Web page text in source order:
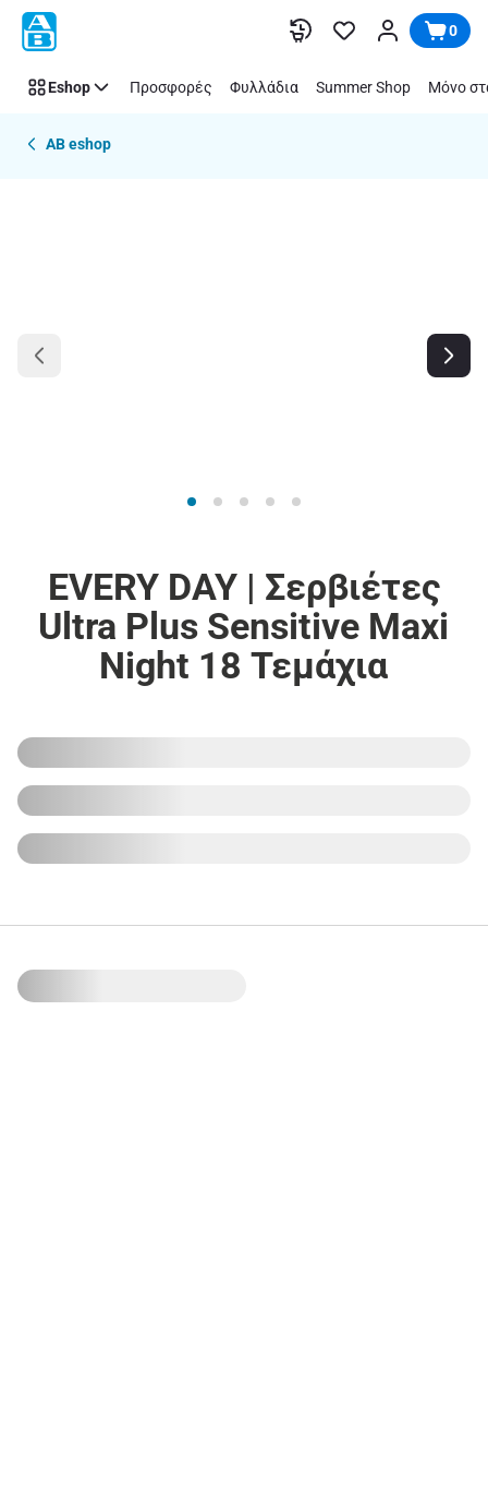
Παράλειψη 0
Eshop Προσφορές Φυλλάδια Summer Shop Μόνο
AB eshop
EVERY DAY | Σερβιέτες
Ultra Plus Sensitive Maxi
Night 18 Τεμάχια